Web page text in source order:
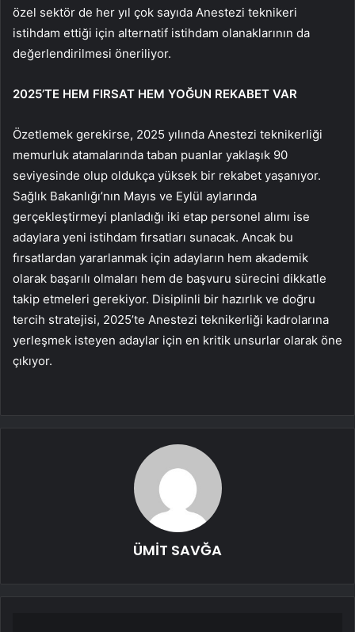
özel sektör de her yıl çok sayıda Anestezi teknikeri
istihdam ettiği için alternatif istihdam olanaklarının da
değerlendirilmesi öneriliyor.
2025’TE HEM FIRSAT HEM YOĞUN REKABET VAR
Özetlemek gerekirse, 2025 yılında Anestezi teknikerliği
memurluk atamalarında taban puanlar yaklaşık 90
seviyesinde olup oldukça yüksek bir rekabet yaşanıyor.
Sağlık Bakanlığı’nın Mayıs ve Eylül aylarında
gerçekleştirmeyi planladığı iki etap personel alımı ise
adaylara yeni istihdam fırsatları sunacak. Ancak bu
fırsatlardan yararlanmak için adayların hem akademik
olarak başarılı olmaları hem de başvuru sürecini dikkatle
takip etmeleri gerekiyor. Disiplinli bir hazırlık ve doğru
tercih stratejisi, 2025’te Anestezi teknikerliği kadrolarına
yerleşmek isteyen adaylar için en kritik unsurlar olarak öne
çıkıyor.
ÜMİT SAVĞA